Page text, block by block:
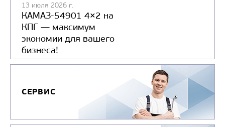
EBERSPACHER AIRTRONIC D2
24 В)
Цена по запросу
Производитель
Напяжение питания, В
Тип потребляемого
топлива
13 июля 2026 г.
КАМАЗ-54901 4×2 на
КПГ — максимум
экономии для вашего
бизнеса!
СЕРВИС